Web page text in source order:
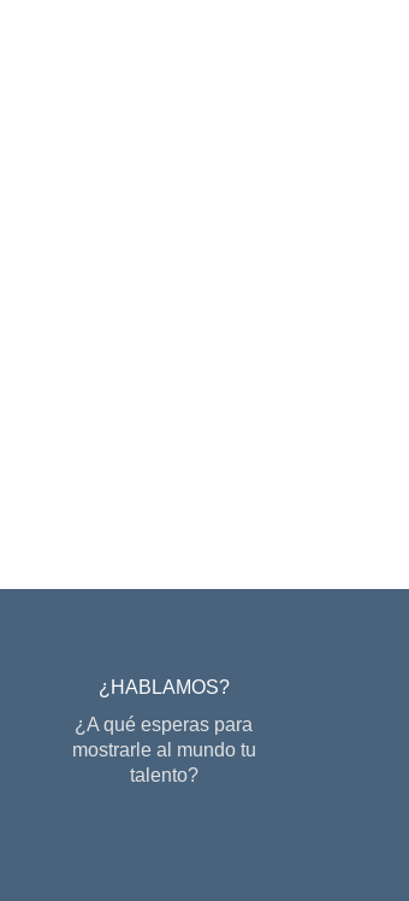
¿HABLAMOS?
¿A qué esperas para
mostrarle al mundo tu
talento?